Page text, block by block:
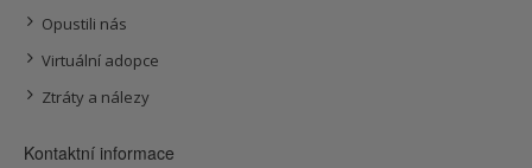
Opustili nás
Virtuální adopce
Ztráty a nálezy
Kontaktní informace